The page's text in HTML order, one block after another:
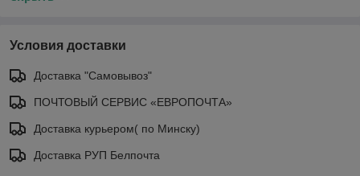
Условия доставки
Доставка "Самовывоз"
ПОЧТОВЫЙ СЕРВИС «ЕВРОПОЧТА»
Доставка курьером( по Минску)
Доставка РУП Белпочта